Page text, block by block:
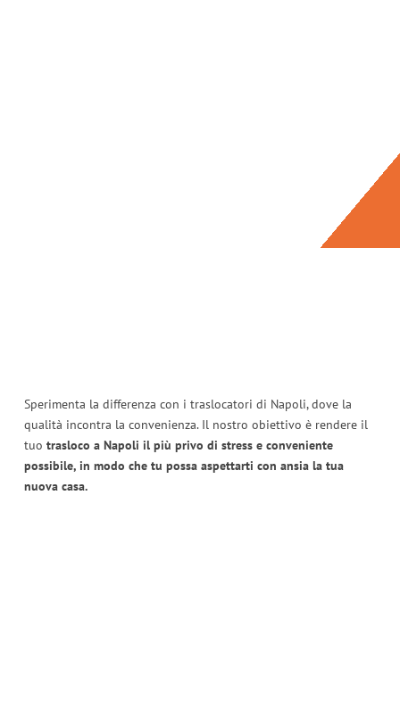
Sperimenta la differenza con i traslocatori di Napoli, dove la
qualità incontra la convenienza. Il nostro obiettivo è rendere il
tuo trasloco a Napoli il più privo di stress e conveniente
possibile, in modo che tu possa aspettarti con ansia la tua
nuova casa.